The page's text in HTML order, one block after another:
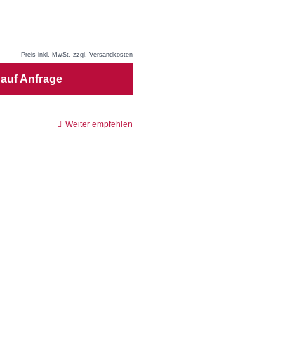
Preis inkl. MwSt. zzgl. Versandkosten
auf Anfrage
Weiter empfehlen